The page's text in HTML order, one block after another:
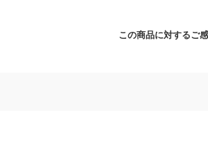
この商品に対するご